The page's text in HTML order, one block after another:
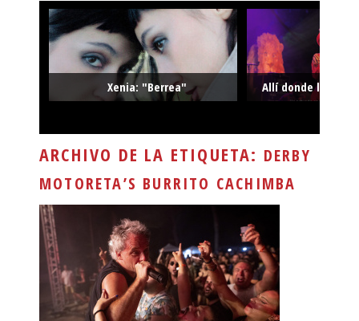
Xenia: "Berrea" Allí donde la
ARCHIVO DE LA ETIQUETA: DERBY
MOTORETA’S BURRITO CACHIMBA